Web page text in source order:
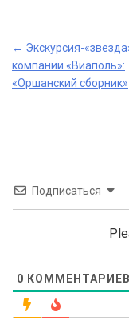
Post
navigation
← Экскурсия-
компании «Виаполь»:
«Оршанский сборник»
Подписаться
0 КОММЕНТАРИЕВ